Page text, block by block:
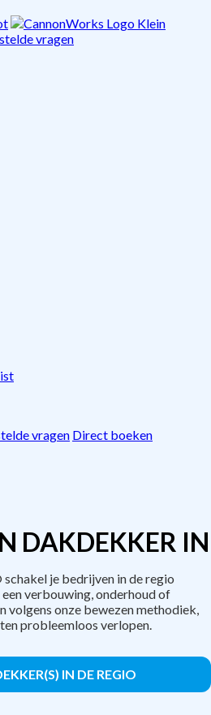
vragen
vragen Direct boeken
DAKDEKKER IN
je bedrijven in de regio
verbouwing, onderhoud of
volgens onze bewezen methodiek,
probleemloos verlopen.
IN DE REGIO